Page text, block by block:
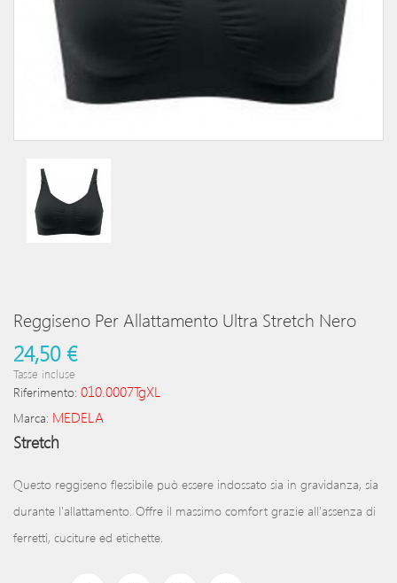
Reggiseno Per Allattamento Ultra Stretch Nero
24,50 €
Tasse incluse
Riferimento: 010.0007TgXL
Marca: MEDELA
Stretch
Questo reggiseno flessibile può essere indossato sia in gravidanza, sia
durante l'allattamento. Offre il massimo comfort grazie all'assenza di
ferretti, cuciture ed etichette.